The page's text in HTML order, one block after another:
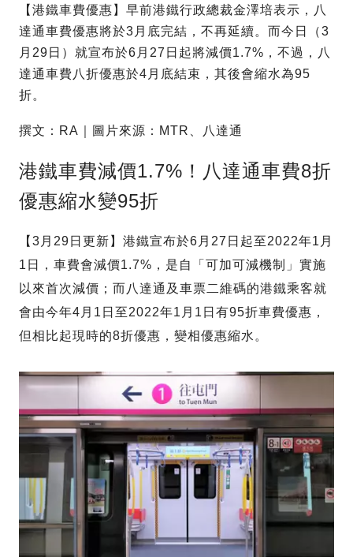
【港鐵車費優惠】早前港鐵行政總裁金澤培表示，八
達通車費優惠將於3月底完結，不再延續。而今日（3
月29日）就宣布於6月27日起將減價1.7%，不過，八
達通車費八折優惠於4月底結束，其後會縮水為95
折。
撰文：RA｜圖片來源：MTR、八達通
港鐵車費減價1.7%！八達通車費8折
優惠縮水變95折
【3月29日更新】港鐵宣布於6月27日起至2022年1月
1日，車費會減價1.7%，是自「可加可減機制」實施
以來首次減價；而八達通及車票二維碼的港鐵乘客就
會由今年4月1日至2022年1月1日有95折車費優惠，
但相比起現時的8折優惠，變相優惠縮水。